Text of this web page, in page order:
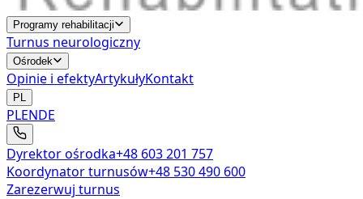
Programy rehabilitacji
Turnus neurologiczny
Ośrodek
Opinie i efektyArtykułyKontakt
PL
PLENDE
Dyrektor ośrodka+48 603 201 757
Koordynator turnusów+48 530 490 600
Zarezerwuj turnus